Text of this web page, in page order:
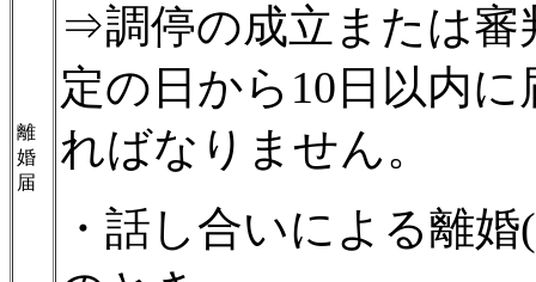
離
婚
届
⇒調停の成立または審
定の日から10日以内
ればなりません。
・話し合いによる離